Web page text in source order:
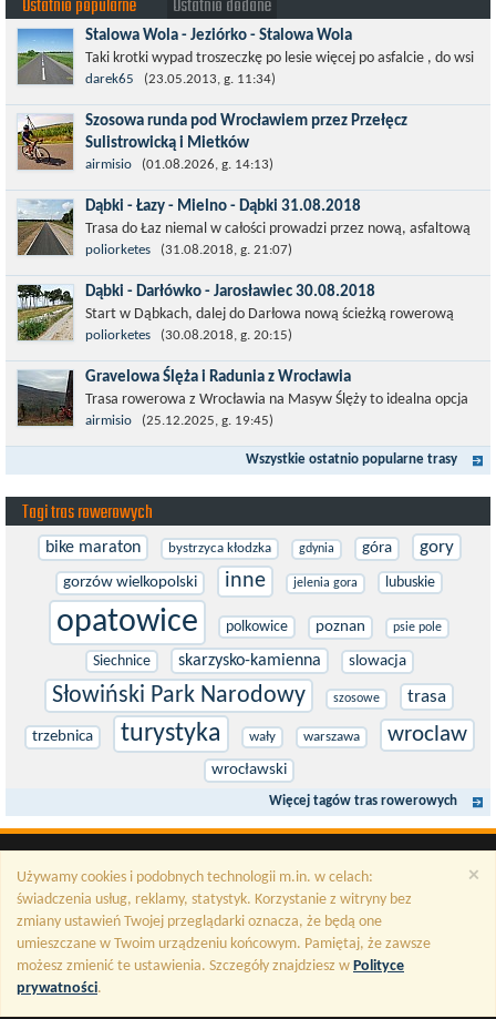
Ostatnio popularne Ostatnio dodane
Stalowa Wola - Jeziórko - Stalowa Wola
Taki krotki wypad troszeczkę po lesie więcej po asfalcie , do wsi
której już nie ma , kopalni siarki również nie ma , a ci co
pamiętają okres...
darek65 (23.05.2013, g. 11:34)
Szosowa runda pod Wrocławiem przez Przełęcz
Sulistrowicką i Mietków
Łatwa, szosowa runda pod Wrocławiem, raczej płaska z jednym
małym podjazdem na Przełęcz Sulistrowicką od strony Olesznej.
To trasa idealna na...
airmisio (01.08.2026, g. 14:13)
Dąbki - Łazy - Mielno - Dąbki 31.08.2018
Trasa do Łaz niemal w całości prowadzi przez nową, asfaltową
ścieżkę rowerową (od Dąbek do Iwięcina wzdłuż drogi 203).
Niestety jest to trasa nie...
poliorketes (31.08.2018, g. 21:07)
Dąbki - Darłówko - Jarosławiec 30.08.2018
Start w Dąbkach, dalej do Darłowa nową ścieżką rowerową
(niekiedy pieszo-rowerową), gdzie na pierwszym rondzie zjazd
w stronę Darłówka Zachodniego....
poliorketes (30.08.2018, g. 20:15)
Gravelowa Ślęża i Radunia z Wrocławia
Trasa rowerowa z Wrocławia na Masyw Ślęży to idealna opcja
na rower przełajowy (lub gravelowy). Zimą, kiedy nie ma śniegu,
a temperatura jest...
airmisio (25.12.2025, g. 19:45)
Wszystkie ostatnio popularne trasy
Tagi tras rowerowych
bike maraton bystrzyca kłodzka gdynia góra gory
gorzów wielkopolski inne jelenia gora lubuskie
opatowice polkowice poznan psie pole
Siechnice skarzysko-kamienna slowacja
Słowiński Park Narodowy szosowe trasa
trzebnica turystyka wały warszawa wroclaw
wrocławski
Więcej tagów tras rowerowych
×
Używamy cookies i podobnych technologii m.in. w celach:
świadczenia usług, reklamy, statystyk. Korzystanie z witryny bez
zmiany ustawień Twojej przeglądarki oznacza, że będą one
umieszczane w Twoim urządzeniu końcowym. Pamiętaj, że zawsze
możesz zmienić te ustawienia. Szczegóły znajdziesz w Polityce
prywatności.